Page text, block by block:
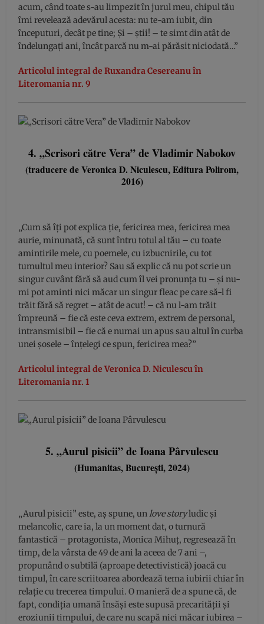
acum, când toate s-au limpezit în jurul meu, chipul tău
îmi revelează adevărul acesta: nu te-am iubit, din
începuturi, decât pe tine; Și – știi! – te simt din atât de
îndelungați ani, încât parcă nu m-ai părăsit niciodată…”
Articolul integral de Ruxandra Cesereanu în
Literomania nr. 9
4. „Scrisori către Vera” de Vladimir Nabokov
(traducere de Veronica D. Niculescu, Editura Polirom,
2016)
„Cum să îţi pot explica ţie, fericirea mea, fericirea mea
aurie, minunată, că sunt întru totul al tău – cu toate
amintirile mele, cu poemele, cu izbucnirile, cu tot
tumultul meu interior? Sau să explic că nu pot scrie un
singur cuvânt fără să aud cum îl vei pronunţa tu – şi nu-
mi pot aminti nici măcar un singur fleac pe care să-l fi
trăit fără să regret – atât de acut! – că nu l-am trăit
împreună – fie că este ceva extrem, extrem de personal,
intransmisibil – fie că e numai un apus sau altul în curba
unei şosele – înţelegi ce spun, fericirea mea?”
Articolul integral de Veronica D. Niculescu în
Literomania nr. 1
5. „Aurul pisicii” de Ioana Pârvulescu
(Humanitas, București, 2024)
„Aurul pisicii” este, aș spune, unlove storyludic și
melancolic, care ia, la un moment dat, o turnură
fantastică – protagonista, Monica Mihuț, regresează în
timp, de la vârsta de 49 de ani la aceea de 7 ani –,
propunând o subtilă (aproape detectivistică) joacă cu
timpul, în care scriitoarea abordează tema iubirii chiar în
relație cu trecerea timpului. O manieră de a spune că, de
fapt, condiția umană însăși este supusă precarității și
eroziunii timpului, de care nu scapă nici măcar iubirea –